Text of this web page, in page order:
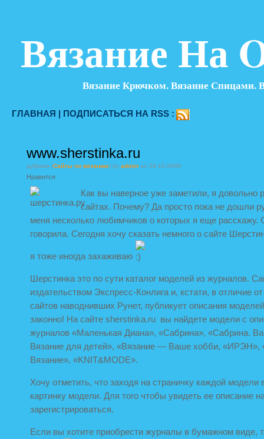
Вязание На
Вязание Крючком. Вязание
ГЛАВНАЯ | ПОДПИСАТЬСЯ НА RSS :
www.sherstinka.ru
рубрика (Сайты по вязанию) by admin on 28-10-2009
Нравится
Как вы наверное уже заметили, я довольно
сайтах. Почему? Да просто пока не дошли
меня несколько любимчиков о которых я еще
говорила. Сегодня хочу сказать немного о сайте
я тоже иногда захаживаю
Шерстинка это по сути каталог моделей из журналов.
издательством Экспресс-Конлига и, кстати, в отличие
сайтов наводнивших Рунет, публикует описания
законно! На сайте sherstinka.ru вы найдете модели с
журналов «Маленькая Диана», «Сабрина», «Сабрина.
Вязание для детей», «Вязание — Ваше хобби, «ИРЭН»,
Вязание», «KNIT&MODE».
Хочу отметить, что заходя на страничку каждой модели
картинку модели. Для того чтобы увидеть ее описание
зарегистрироваться.
Если вы хотите приобрести журналы в бумажном виде,